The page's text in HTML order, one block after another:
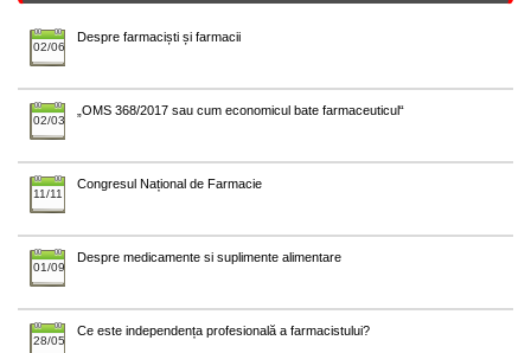
02/06
Despre farmaciști și farmacii
02/03
„OMS 368/2017 sau cum economicul bate farmaceuticul“
11/11
Congresul Național de Farmacie
01/09
Despre medicamente si suplimente alimentare
28/05
Ce este independența profesională a farmacistului?